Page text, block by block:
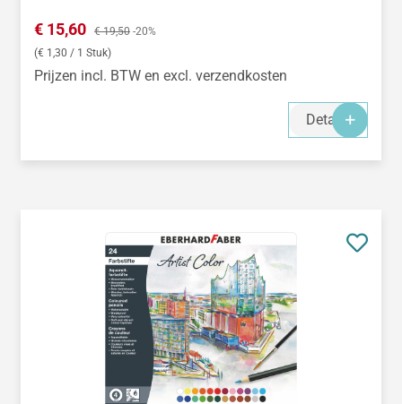
Verkoopprijs:
€ 15,60 Normale prijs:
€ 19,50 -20%
(€ 1,30 / 1 Stuk)
Prijzen incl. BTW en excl. verzendkosten
Details